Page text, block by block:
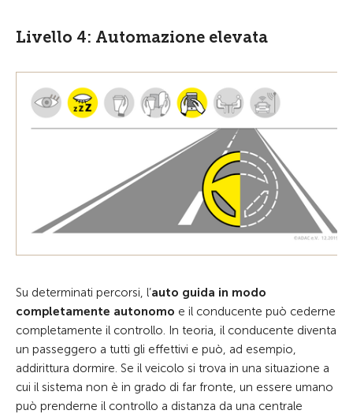
Livello 4: Automazione elevata
Su determinati percorsi, l’auto guida in modo
completamente autonomo e il conducente può cederne
completamente il controllo. In teoria, il conducente diventa
un passeggero a tutti gli effettivi e può, ad esempio,
addirittura dormire. Se il veicolo si trova in una situazione a
cui il sistema non è in grado di far fronte, un essere umano
può prenderne il controllo a distanza da una centrale